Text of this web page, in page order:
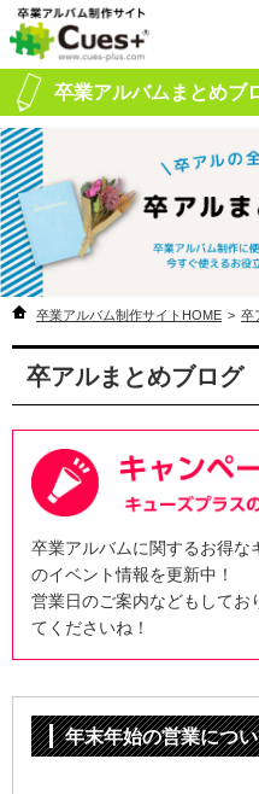
卒業アルバムまとめブ
卒業アルバム制作サイトHOME > 卒
卒アルまとめブログ
卒業アルバムに関するお得な
のイベント情報を更新中！
営業日のご案内などもしてお
てくださいね！
年末年始の営業につ